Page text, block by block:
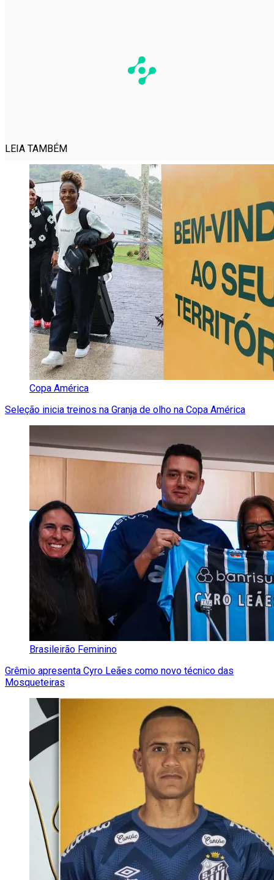
LEIA TAMBÉM
Copa América
Seleção inicia treinos na Granja de olho na Copa América
Brasileirão Feminino
Grêmio apresenta Cyro Leães como novo técnico das
Mosqueteiras